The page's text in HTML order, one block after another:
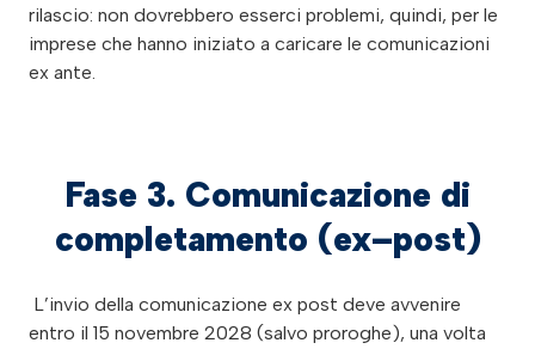
rilascio: non dovrebbero esserci problemi, quindi, per le
imprese che hanno iniziato a caricare le comunicazioni
ex ante.
Fase 3. Comunicazione di
completamento (ex–post)
L’invio della comunicazione ex post deve avvenire
entro il 15 novembre 2028 (salvo proroghe), una volta